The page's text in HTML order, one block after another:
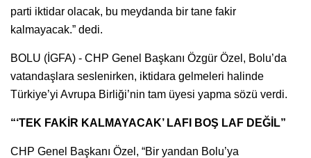
parti iktidar olacak, bu meydanda bir tane fakir
kalmayacak.” dedi.
BOLU (İGFA) - CHP Genel Başkanı Özgür Özel, Bolu’da
vatandaşlara seslenirken, iktidara gelmeleri halinde
Türkiye’yi Avrupa Birliği’nin tam üyesi yapma sözü verdi.
“‘TEK FAKİR KALMAYACAK’ LAFI BOŞ LAF DEĞİL”
CHP Genel Başkanı Özel, “Bir yandan Bolu’ya